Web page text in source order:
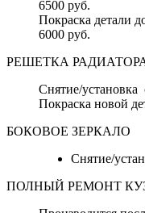
6500 руб.
Покраска детали
6000 руб.
РЕШЕТКА
Снятие/установка
Покраска новой
БОКОВОЕ ЗЕРКАЛО
Снятие/
ПОЛНЫЙ РЕМОНТ